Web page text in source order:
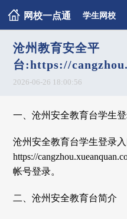
网校一点通 学生网校
沧州教育安全平
台:https://
2026-06-26 18:00:56
一、沧州安全教育台学生
沧州安全教育台学生登录入
https://
帐号登录。
二、沧州安全教育台简介